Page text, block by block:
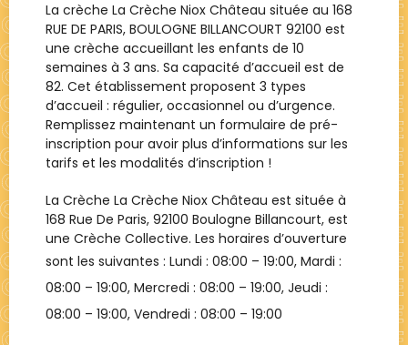
La crèche La Crèche Niox Château située au 168
RUE DE PARIS, BOULOGNE BILLANCOURT 92100 est
une crèche accueillant les enfants de 10
semaines à 3 ans. Sa capacité d’accueil est de
82. Cet établissement proposent 3 types
d’accueil : régulier, occasionnel ou d’urgence.
Remplissez maintenant un formulaire de pré-
inscription pour avoir plus d’informations sur les
tarifs et les modalités d’inscription !
La Crèche La Crèche Niox Château est située à
168 Rue De Paris, 92100 Boulogne Billancourt, est
une Crèche Collective. Les horaires d’ouverture
sont les suivantes : Lundi : 08:00 – 19:00, Mardi :
08:00 – 19:00, Mercredi : 08:00 – 19:00, Jeudi :
08:00 – 19:00, Vendredi : 08:00 – 19:00